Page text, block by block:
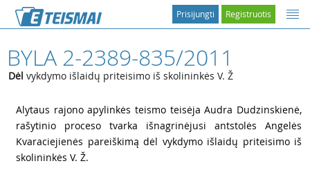
Registruotis
Prisijungti
BYLA 2-2389-835/2011
Dėl vykdymo išlaidų priteisimo iš skolininkės V. Ž
Alytaus rajono apylinkės teismo teisėja Audra Dudzinskienė,
rašytinio proceso tvarka išnagrinėjusi antstolės Angelės
Kvaraciejienės pareiškimą dėl vykdymo išlaidų priteisimo iš
skolininkės V. Ž.